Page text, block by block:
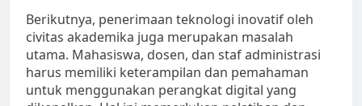
Berikutnya, penerimaan teknologi inovatif oleh
civitas akademika juga merupakan masalah
utama. Mahasiswa, dosen, dan staf administrasi
harus memiliki keterampilan dan pemahaman
untuk menggunakan perangkat digital yang